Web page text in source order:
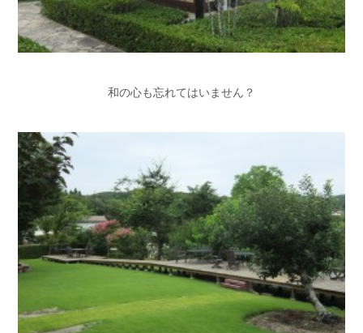
和の心も忘れてはいません？